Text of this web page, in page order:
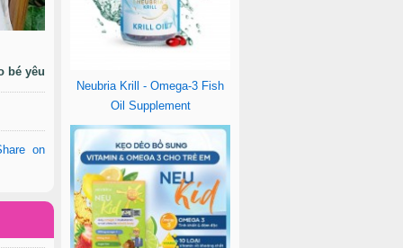
bé yêu
on
Neubria Krill - Omega-3 Fish
Oil Supplement